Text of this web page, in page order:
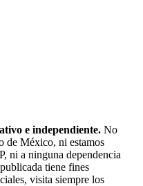
e independiente. No
de México, ni estamos
ni a ninguna dependencia
tiene fines
visita siempre los